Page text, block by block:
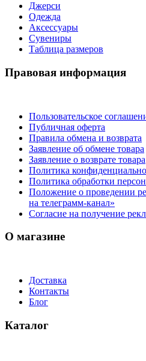
Джерси
Одежда
Аксессуары
Сувениры
Таблица размеров
Правовая информация
Пользовательское
Публичная оферта
Правила обмена и возврата
Заявление об обмене товара
Заявление о возврате товара
Политика
Политика обработки
Положение о проведении
на телеграмм-канал»
Согласие на получение
О магазине
Доставка
Контакты
Блог
Каталог